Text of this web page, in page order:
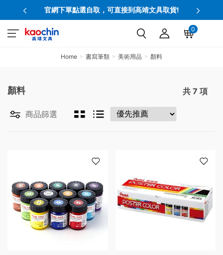
官網下單點選自取，可直接到高靖文具取貨!
0
Home 書寫筆類 美術用品 顏料
顏料 共 7 項
商品篩選